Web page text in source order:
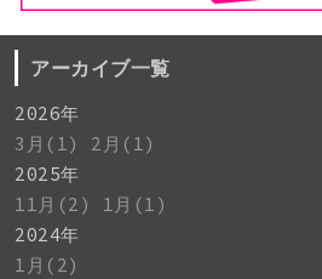
アーカイブ一覧
2026年
3月(1)
2月(1)
2025年
11月(2)
1月(1)
2024年
1月(2)